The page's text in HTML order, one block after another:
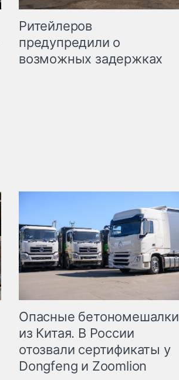
Ритейлеров
предупредили о
возможных задержках
Опасные бетономешалки
из Китая. В России
отозвали сертификаты у
Dongfeng и Zoomlion